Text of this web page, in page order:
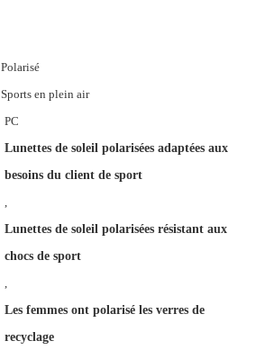
Polarisé
Sports en plein air
PC
Lunettes de soleil polarisées adaptées aux
besoins du client de sport
,
Lunettes de soleil polarisées résistant aux
chocs de sport
,
Les femmes ont polarisé les verres de
recyclage